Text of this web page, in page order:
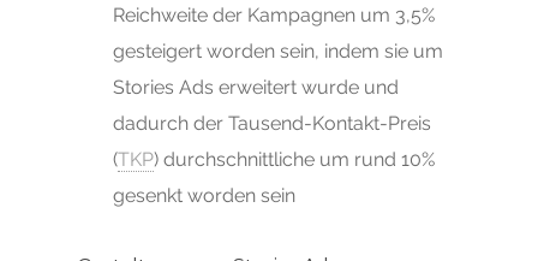
Reichweite der Kampagnen um 3,5%
gesteigert worden sein, indem sie um
Stories Ads erweitert wurde und
dadurch der Tausend-Kontakt-Preis
(TKP) durchschnittliche um rund 10%
gesenkt worden sein